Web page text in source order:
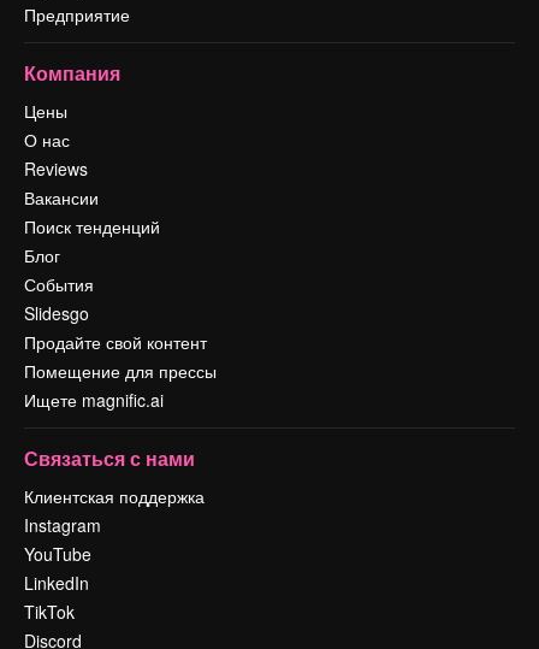
Предприятие
Компания
Цены
О нас
Reviews
Вакансии
Поиск тенденций
Блог
События
Slidesgo
Продайте свой контент
Помещение для прессы
Ищете magnific.ai
Связаться с нами
Клиентская поддержка
Instagram
YouTube
LinkedIn
TikTok
Discord